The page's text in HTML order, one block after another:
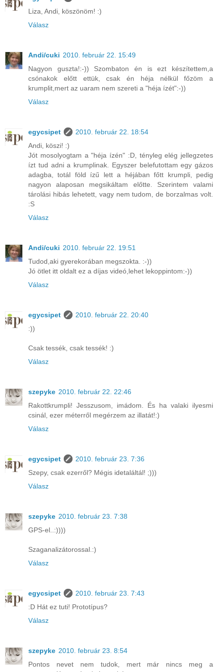
Liza, Andi, köszönöm! :)
Válasz
Andi/cuki 2010. február 22. 15:49
Nagyon guszta!:-)) Szombaton én is ezt készítettem,a
csónakok előtt ettük, csak én héja nélkül főzöm a
krumplit,mert az uaram nem szereti a "héja ízét":-))
Válasz
egycsipet
2010. február 22. 18:54
Andi, köszi! :)
Jót mosolyogtam a "héja ízén" :D, tényleg elég jellegzetes
ízt tud adni a krumplinak. Egyszer belefutottam egy gázos
adagba, totál föld ízű lett a héjában főtt krumpli, pedig
nagyon alaposan megsikáltam előtte. Szerintem valami
tárolási hibás lehetett, vagy nem tudom, de borzalmas volt.
:S
Válasz
Andi/cuki 2010. február 22. 19:51
Tudod,aki gyerekorában megszokta. :-))
Jó ötlet itt oldalt ez a díjas videó,lehet lekoppintom:-))
Válasz
egycsipet
2010. február 22. 20:40
:))
Csak tessék, csak tessék! :)
Válasz
szepyke 2010. február 22. 22:46
Rakottkrumpli! Jesszusom, imádom. És ha valaki ilyesmi
csinál, ezer méterről megérzem az illatát!:)
Válasz
egycsipet
2010. február 23. 7:36
Szepy, csak ezerről? Mégis idetaláltál! ;)))
Válasz
szepyke 2010. február 23. 7:38
GPS-el..:))))
Szaganalizátorossal.:)
Válasz
egycsipet
2010. február 23. 7:43
:D Hát ez tuti! Prototípus?
Válasz
szepyke 2010. február 23. 8:54
Pontos nevet nem tudok, mert már nincs meg a